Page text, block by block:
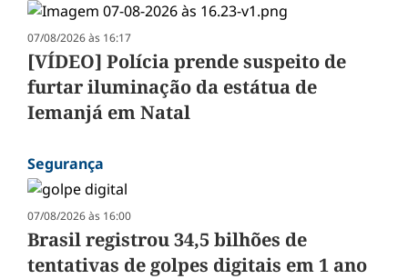
07/08/2026 às 16:17
[VÍDEO] Polícia prende suspeito de
furtar iluminação da estátua de
Iemanjá em Natal
Segurança
07/08/2026 às 16:00
Brasil registrou 34,5 bilhões de
tentativas de golpes digitais em 1 ano